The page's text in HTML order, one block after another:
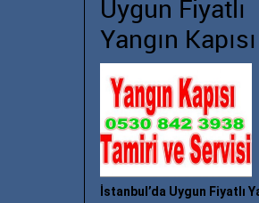
Uygun Fiyatlı
Yangın Kapısı
İstanbul’da Uygun Fiyatlı